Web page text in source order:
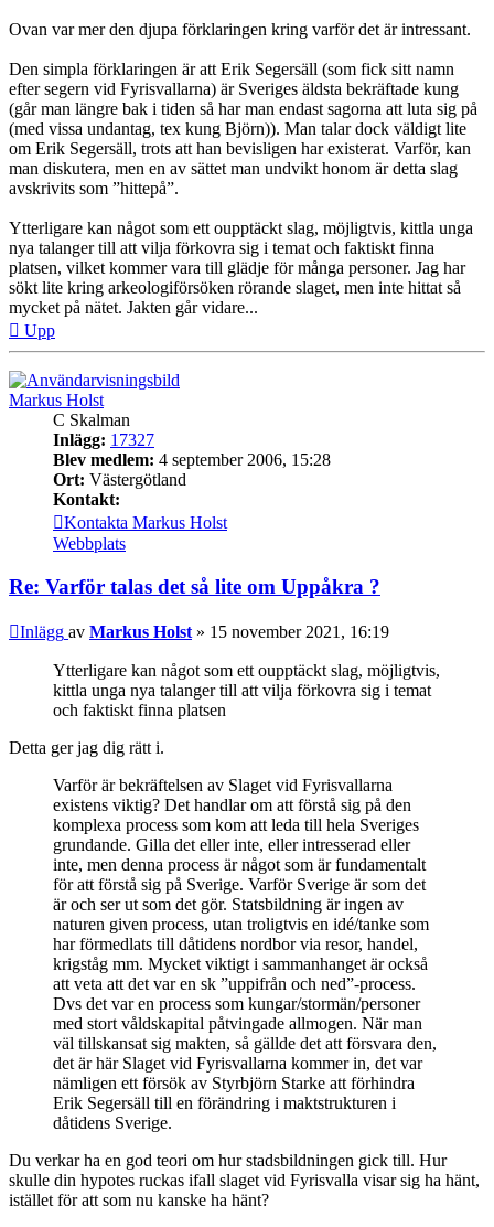
Ovan var mer den djupa förklaringen kring varför det är intressant.
Den simpla förklaringen är att Erik Segersäll (som fick sitt namn
efter segern vid Fyrisvallarna) är Sveriges äldsta bekräftade kung
(går man längre bak i tiden så har man endast sagorna att luta sig på
(med vissa undantag, tex kung Björn)). Man talar dock väldigt lite
om Erik Segersäll, trots att han bevisligen har existerat. Varför, kan
man diskutera, men en av sättet man undvikt honom är detta slag
avskrivits som ”hittepå”.
Ytterligare kan något som ett oupptäckt slag, möjligtvis, kittla unga
nya talanger till att vilja förkovra sig i temat och faktiskt finna
platsen, vilket kommer vara till glädje för många personer. Jag har
sökt lite kring arkeologiförsöken rörande slaget, men inte hittat så
mycket på nätet. Jakten går vidare...
Upp
Markus Holst
C Skalman
Inlägg: 17327
Blev medlem: 4 september 2006, 15:28
Ort: Västergötland
Kontakt:
Kontakta Markus Holst
Webbplats
Re: Varför talas det så lite om Uppåkra ?
Inlägg av Markus Holst » 15 november 2021, 16:19
Ytterligare kan något som ett oupptäckt slag, möjligtvis,
kittla unga nya talanger till att vilja förkovra sig i temat
och faktiskt finna platsen
Detta ger jag dig rätt i.
Varför är bekräftelsen av Slaget vid Fyrisvallarna
existens viktig? Det handlar om att förstå sig på den
komplexa process som kom att leda till hela Sveriges
grundande. Gilla det eller inte, eller intresserad eller
inte, men denna process är något som är fundamentalt
för att förstå sig på Sverige. Varför Sverige är som det
är och ser ut som det gör. Statsbildning är ingen av
naturen given process, utan troligtvis en idé/tanke som
har förmedlats till dåtidens nordbor via resor, handel,
krigståg mm. Mycket viktigt i sammanhanget är också
att veta att det var en sk ”uppifrån och ned”-process.
Dvs det var en process som kungar/stormän/personer
med stort våldskapital påtvingade allmogen. När man
väl tillskansat sig makten, så gällde det att försvara den,
det är här Slaget vid Fyrisvallarna kommer in, det var
nämligen ett försök av Styrbjörn Starke att förhindra
Erik Segersäll till en förändring i maktstrukturen i
dåtidens Sverige.
Du verkar ha en god teori om hur stadsbildningen gick till. Hur
skulle din hypotes ruckas ifall slaget vid Fyrisvalla visar sig ha hänt,
istället för att som nu kanske ha hänt?